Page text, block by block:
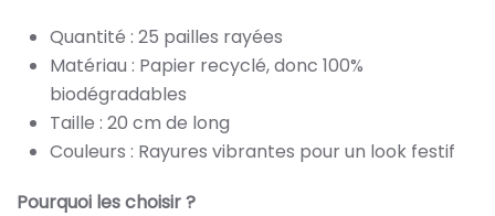
Quantité : 25 pailles rayées
Matériau : Papier recyclé, donc 100%
biodégradables
Taille : 20 cm de long
Couleurs : Rayures vibrantes pour un look festif
Pourquoi les choisir ?